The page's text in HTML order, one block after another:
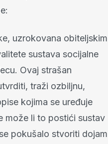
uzrokovana obiteljskim
sustava socijalne
Ovaj strašan
traži ozbiljnu,
kojima se uređuje
može li to postići sustav
pokušalo stvoriti dojam